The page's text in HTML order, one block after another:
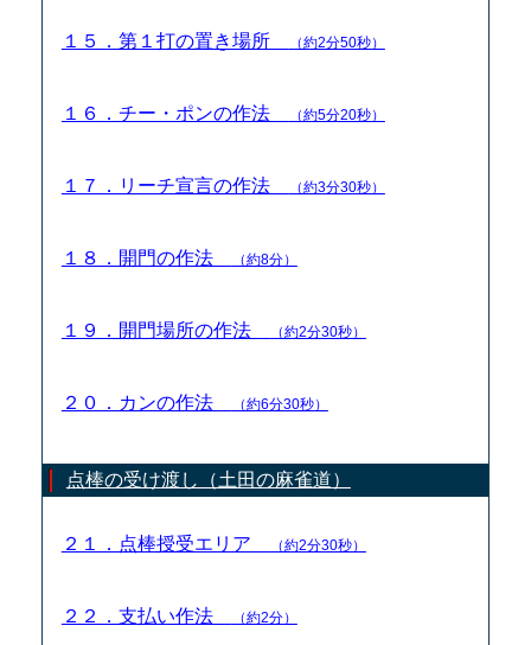
１５．第１打の置き場所 （約2分50秒）
１６．チー・ポンの作法 （約5分20秒）
１７．リーチ宣言の作法 （約3分30秒）
１８．開門の作法 （約8分）
１９．開門場所の作法 （約2分30秒）
２０．カンの作法 （約6分30秒）
点棒の受け渡し（土田の麻雀道）
２１．点棒授受エリア （約2分30秒）
２２．支払い作法 （約2分）